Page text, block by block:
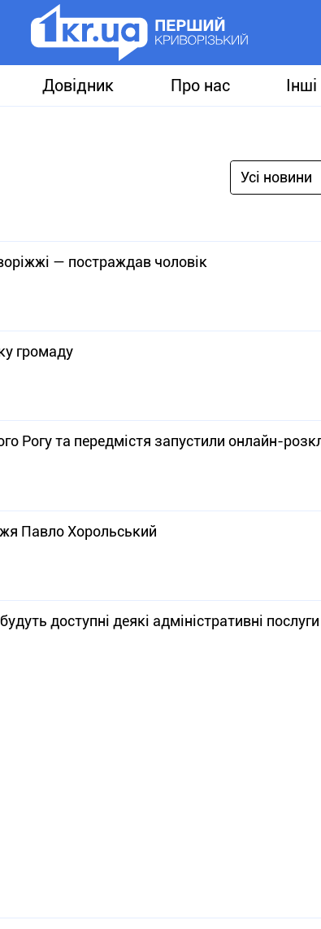
Довідник Про нас
Усі новини
— постраждав чоловік
громаду
Рогу та передмістя запустили онлайн-
Павло Хорольський
доступні деякі адміністративні послуги